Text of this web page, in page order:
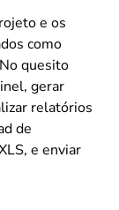
e os
como
quesito
gerar
relatórios
de
e enviar